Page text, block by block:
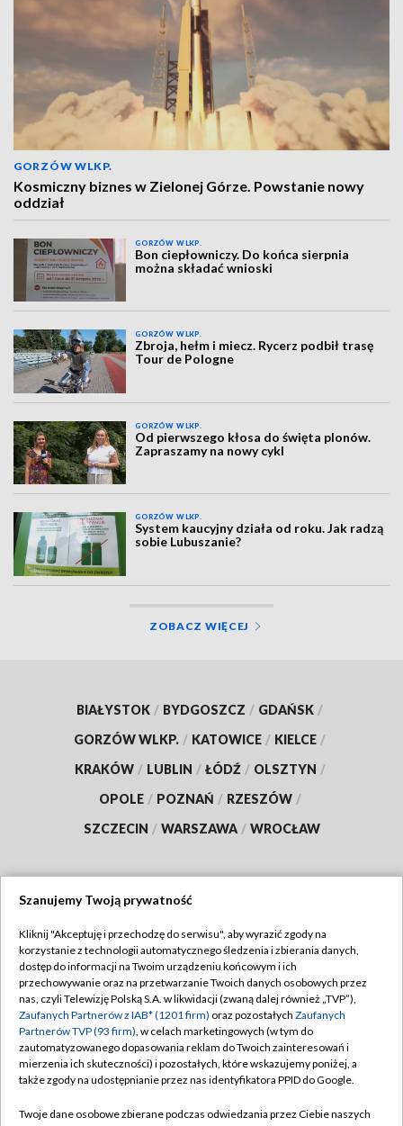
GORZÓW WLKP.
Kosmiczny biznes w Zielonej Górze. Powstanie nowy
oddział
GORZÓW WLKP.
Bon ciepłowniczy. Do końca sierpnia
można składać wnioski
GORZÓW WLKP.
Zbroja, hełm i miecz. Rycerz podbił trasę
Tour de Pologne
GORZÓW WLKP.
Od pierwszego kłosa do święta plonów.
Zapraszamy na nowy cykl
GORZÓW WLKP.
System kaucyjny działa od roku. Jak radzą
sobie Lubuszanie?
ZOBACZ WIĘCEJ
BIAŁYSTOK / BYDGOSZCZ / GDAŃSK /
GORZÓW WLKP. / KATOWICE / KIELCE /
KRAKÓW / LUBLIN / ŁÓDŹ / OLSZTYN /
OPOLE / POZNAŃ / RZESZÓW /
SZCZECIN / WARSZAWA / WROCŁAW
TVP
Abonament TVP
Emisja w TVP
Centrum informacji TVP
Naziemna Telewizja Cyfrowa
Regulamin TVP
Polityka prywatności
Moje zgody
Pomoc
Szanujemy Twoją prywatność
Kliknij "Akceptuję i przechodzę do serwisu", aby wyrazić zgody na
korzystanie z technologii automatycznego śledzenia i zbierania danych,
dostęp do informacji na Twoim urządzeniu końcowym i ich
przechowywanie oraz na przetwarzanie Twoich danych osobowych przez
nas, czyli Telewizję Polską S.A. w likwidacji (zwaną dalej również „TVP”),
Zaufanych Partnerów z IAB* (1201 firm) oraz pozostałych Zaufanych
Partnerów TVP (93 firm), w celach marketingowych (w tym do
zautomatyzowanego dopasowania reklam do Twoich zainteresowań i
mierzenia ich skuteczności) i pozostałych, które wskazujemy poniżej, a
także zgody na udostępnianie przez nas identyfikatora PPID do Google.
Twoje dane osobowe zbierane podczas odwiedzania przez Ciebie naszych